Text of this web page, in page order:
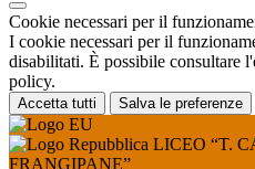
Cookie necessari per il
I cookie necessari per il
disabilitati. È possibile consultare
policy.
Accetta tutti Salva le preferenze
LICEO “T.
FRANGIPANE”